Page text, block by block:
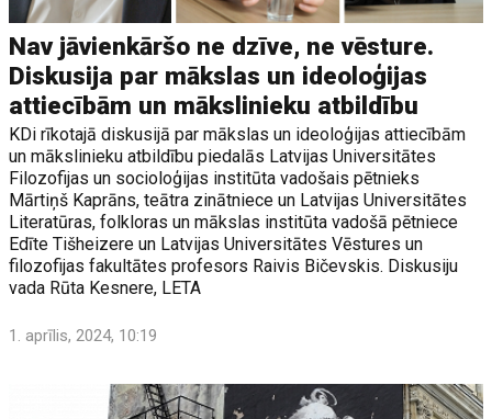
Nav jāvienkāršo ne dzīve, ne vēsture.
Diskusija par mākslas un ideoloģijas
attiecībām un mākslinieku atbildību
KDi rīkotajā diskusijā par mākslas un ideoloģijas attiecībām
un mākslinieku atbildību piedalās Latvijas Universitātes
Filozofijas un socioloģijas institūta vadošais pētnieks
Mārtiņš Kaprāns, teātra zinātniece un Latvijas Universitātes
Literatūras, folkloras un mākslas institūta vadošā pētniece
Edīte Tišheizere un Latvijas Universitātes Vēstures un
filozofijas fakultātes profesors Raivis Bičevskis. Diskusiju
vada Rūta Kesnere, LETA
1. aprīlis, 2024, 10:19